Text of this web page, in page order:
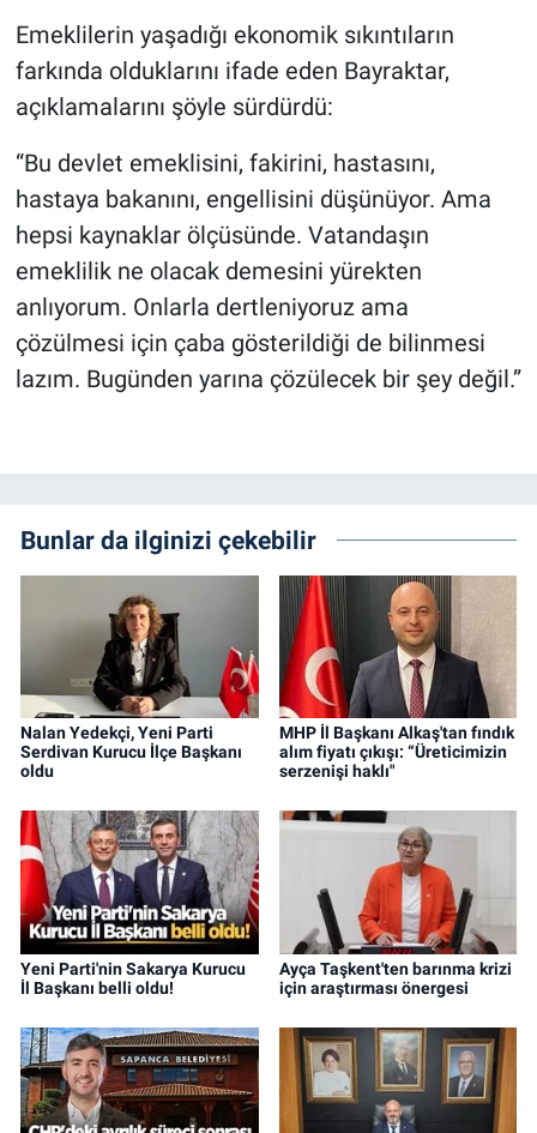
Emeklilerin yaşadığı ekonomik sıkıntıların
farkında olduklarını ifade eden Bayraktar,
açıklamalarını şöyle sürdürdü:
“Bu devlet emeklisini, fakirini, hastasını,
hastaya bakanını, engellisini düşünüyor. Ama
hepsi kaynaklar ölçüsünde. Vatandaşın
emeklilik ne olacak demesini yürekten
anlıyorum. Onlarla dertleniyoruz ama
çözülmesi için çaba gösterildiği de bilinmesi
lazım. Bugünden yarına çözülecek bir şey değil.”
Bunlar da ilginizi çekebilir
Nalan Yedekçi, Yeni Parti
Serdivan Kurucu İlçe Başkanı
oldu
MHP İl Başkanı Alkaş'tan fındık
alım fiyatı çıkışı: “Üreticimizin
serzenişi haklı"
Yeni Parti'nin Sakarya Kurucu
İl Başkanı belli oldu!
Ayça Taşkent'ten barınma krizi
için araştırması önergesi